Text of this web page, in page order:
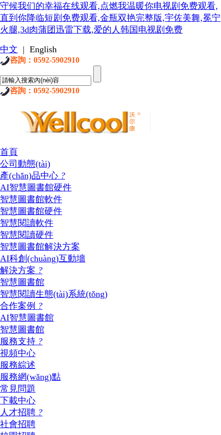
守候我们的幸福在线观看,点燃我温暖你电视剧免费观看,
直到你降临短剧免费观看,金瓶双艳完整版,宇佐美舞,冕宁
火腿,3d肉蒲团迅雷下载,爱的人韩国电视剧免费
中文 | English
咨詢：0592-5902910
咨詢：0592-5902910
首頁
公司動態(tài)
產(chǎn)品中心 ?
AI智慧圖書館硬件
智慧圖書館軟件
智慧圖書館硬件
智慧閱讀軟件
智慧閱讀硬件
智慧圖書館解決方案
AI科創(chuàng)互動墻
解決方案 ?
智慧圖書館
智慧閱讀生態(tài)系統(tǒng)
合作案例 ?
AI智慧圖書館
智慧圖書館
服務支持 ?
視頻中心
服務綜述
服務網(wǎng)點
常見問題
下載中心
人才招聘 ?
社會招聘